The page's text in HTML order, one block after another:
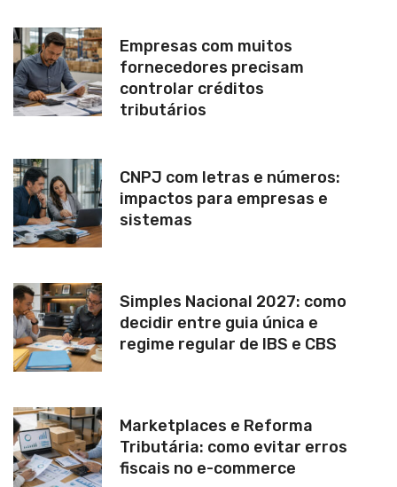
Empresas com muitos
fornecedores precisam
controlar créditos
tributários
CNPJ com letras e números:
impactos para empresas e
sistemas
Simples Nacional 2027: como
decidir entre guia única e
regime regular de IBS e CBS
Marketplaces e Reforma
Tributária: como evitar erros
fiscais no e-commerce